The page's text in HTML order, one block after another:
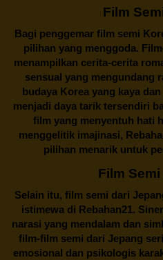
Film
Bagi penggemar film semi
pilihan yang menggoda.
menampilkan cerita-cerita
sensual yang mengundang
budaya Korea yang kaya
menjadi daya tarik tersendiri
film yang menyentuh hati
menggelitik imajinasi,
pilihan menarik untuk
Film
Selain itu, film semi dari
istimewa di Rebahan21.
narasi yang mendalam dan
film-film semi dari Jepang
emosional dan psikologis